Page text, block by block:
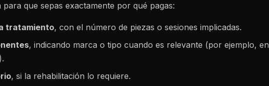
para que sepas exactamente por qué pagas:
tratamiento, con el número de piezas o sesiones implicadas.
, indicando marca o tipo cuando es relevante (por ejemplo, en
, si la rehabilitación lo requiere.